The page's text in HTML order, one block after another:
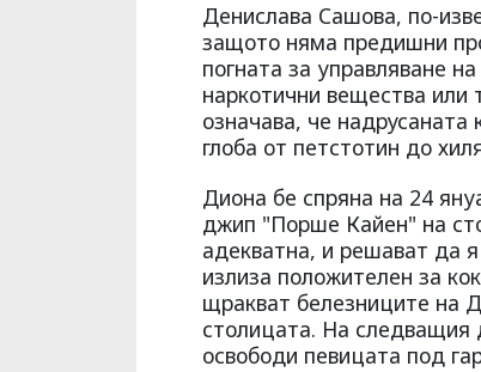
Денислава Сашова, по-
защото няма предишни
погната за управляване
наркотични вещества или
означава, че
глоба от петстотин до
Диона бе спряна на 24
джип "Порше Кайен" на
адекватна, и решават да
излиза положителен за
щракват белезниците на
столицата. На следващия
освободи певицата под